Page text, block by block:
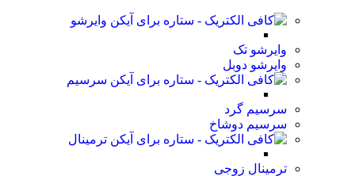
وایرشو
وایرشو تک
وایرشو دوبل
سرسیم
سرسیم گرد
سرسیم دوشاخ
ترمینال
ترمینال زوجی